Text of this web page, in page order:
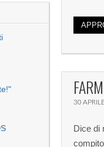
30
Dice di